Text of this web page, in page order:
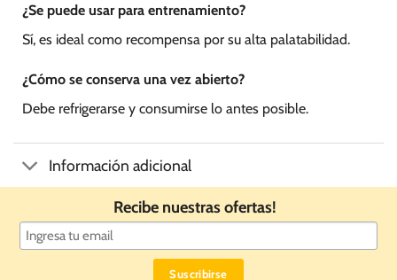
¿Se puede usar para entrenamiento?
Sí, es ideal como recompensa por su alta palatabilidad.
¿Cómo se conserva una vez abierto?
Debe refrigerarse y consumirse lo antes posible.
Información adicional
Recibe nuestras ofertas!